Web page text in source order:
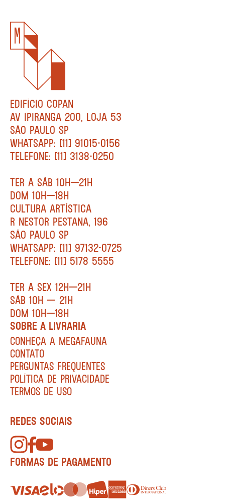
EDIFÍCIO COPAN
AV IPIRANGA 200, LOJA 53
SÃO PAULO SP
WHATSAPP: [11] 91015-0156
TELEFONE: [11] 3138-0250
TER A SÁB 10H—21H
DOM 10H—18H
CULTURA ARTÍSTICA
R NESTOR PESTANA, 196
SÃO PAULO SP
WHATSAPP: [11] 97132-0725
TELEFONE: [11] 5178 5555
TER A SEX 12H—21H
SÁB 10H — 21H
DOM 10H—18H
SOBRE A LIVRARIA
CONHEÇA A MEGAFAUNA
CONTATO
PERGUNTAS FREQUENTES
POLÍTICA DE PRIVACIDADE
TERMOS DE USO
REDES SOCIAIS
FORMAS DE PAGAMENTO